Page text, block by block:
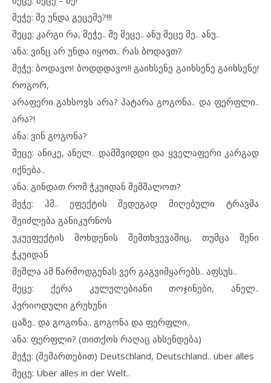
მეჭე: მე უნდა გეცემე?!!!
მეცე: კარგი რა, მეჭე.. მე მეცე.. ანუ მეცე მე.. ანუ..
ანა: ვინც არ უნდა იყოთ.. რას ბოდავთ?
მეჭე: ბოდავო! ბოდდდავო!! გაიხსენე გაიხსენე გაიხსენე!
როგორ,
არაფერი გახსოვს არა? პატარა გოგონა.. და ფერფლი..
არა?!
ანა: ვინ გოგონა?
მეცე: ანიკე, ანელ.. დამშვიდდი და ყველაფერი კარგად
იქნება..
ანა: გინდათ რომ ჭკუიდან შემშალოთ?
მეჭე: ჰმ.. ეფექტის შედეგად მიღებული ტრავმა
შეიძლება განიკურნოს
უკუეფექტის მოხდენის შემთხვევაშიც, თუმცა შენი
ჭკუიდან
შეშლა ამ წარმოდგენას ვერ გაგვიმყარებს.. აფსუს..
მეცე: ქერა კულულებიანი თოჯინები, ანელ..
პერიოდული გრუხუნი
ცაზე.. და გოგონა.. გოგონა და ფერფლი..
ანა: ფერფლი? (თითქოს რაღაც ახსენდება)
მეჭე: (შემართებით) Deutschland, Deutschland.. über alles
მეცე: Über alles in der Welt..